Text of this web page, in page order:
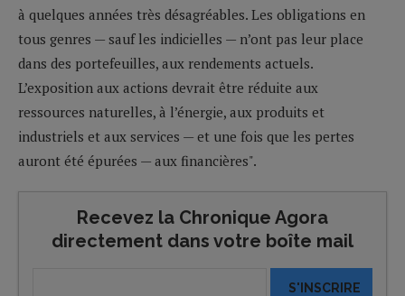
à quelques années très désagréables. Les obligations en
tous genres — sauf les indicielles — n’ont pas leur place
dans des portefeuilles, aux rendements actuels.
L’exposition aux actions devrait être réduite aux
ressources naturelles, à l’énergie, aux produits et
industriels et aux services — et une fois que les pertes
auront été épurées — aux financières".
Recevez la Chronique Agora
directement dans votre boîte mail
S'INSCRIRE